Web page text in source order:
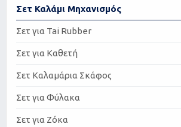
Σετ Καλάμι Μηχανισμός
Σετ για Tai Rubber
Σετ για Καθετή
Σετ Καλαμάρια Σκάφος
Σετ για Φύλακα
Σετ για Ζόκα